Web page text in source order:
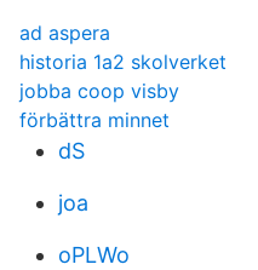
ad aspera
historia 1a2 skolverket
jobba coop visby
förbättra minnet
dS
joa
oPLWo